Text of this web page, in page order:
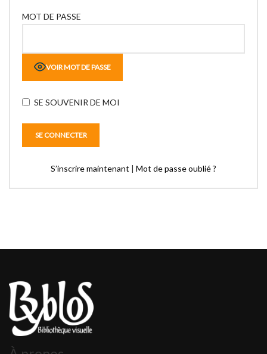
MOT DE PASSE
VOIR MOT DE PASSE
SE SOUVENIR DE MOI
S’inscrire maintenant | Mot de passe oublié ?